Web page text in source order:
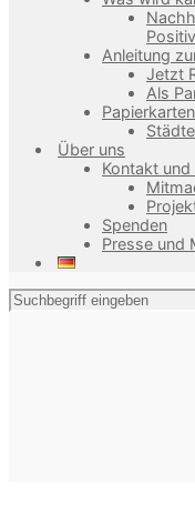
Anleitung
Jetzt
Als
Über uns
Kontakt und
Spenden
Presse und